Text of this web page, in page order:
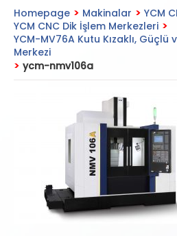
Homepage > Makinalar > YCM
YCM CNC Dik İşlem Merkezleri >
YCM-MV76A Kutu Kızaklı, Güçlü
Merkezi
> ycm-nmv106a